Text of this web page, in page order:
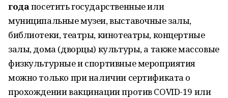
годапосетить государственные или
муниципальные музеи, выставочные залы,
библиотеки, театры, кинотеатры, концертные
залы, дома (дворцы) культуры, а также массовые
физкультурные и спортивные мероприятия
можно только при наличии сертификата о
прохождении вакцинации против COVID-19 или